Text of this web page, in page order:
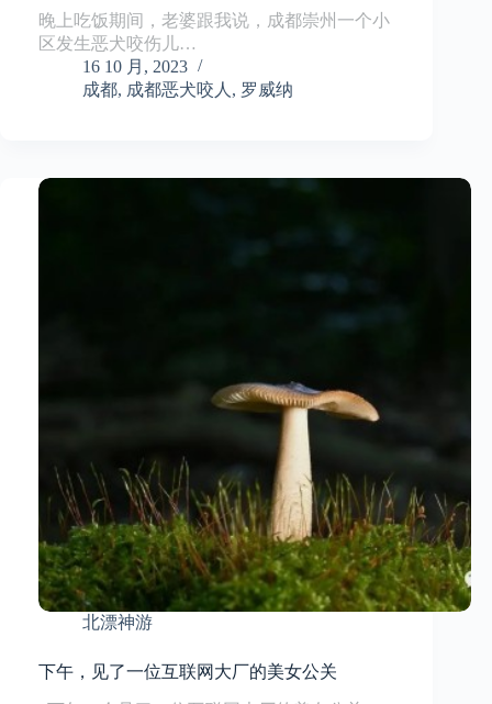
晚上吃饭期间，老婆跟我说，成都崇州一个小
区发生恶犬咬伤儿…
16 10 月, 2023
成都, 成都恶犬咬人, 罗威纳
北漂神游
下午，见了一位互联网大厂的美女公关